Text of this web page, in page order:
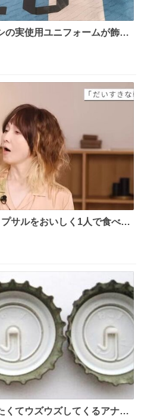
の実使用ユニフォームが飾っ
サルをおいしく1人で食べる
くてウズウズしてくるアナ